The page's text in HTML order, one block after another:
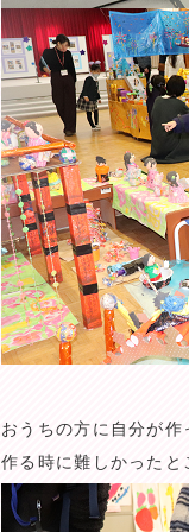
おうちの方に自分が
作る時に難しかったと